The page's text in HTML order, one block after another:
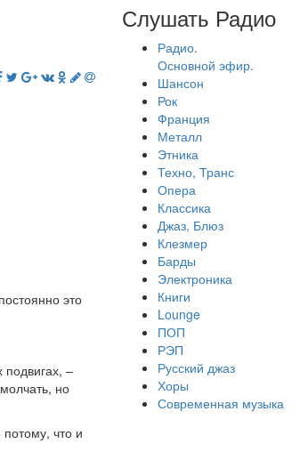
это
–
но
что и
Слушать Радио
Радио.
Основной эфир.
Шансон
Рок
Франция
Металл
Этника
Техно, Транс
Опера
Классика
Джаз, Блюз
Клезмер
Барды
Электроника
Книги
Lounge
ПОП
РЭП
Русский джаз
Хоры
Современная музыка